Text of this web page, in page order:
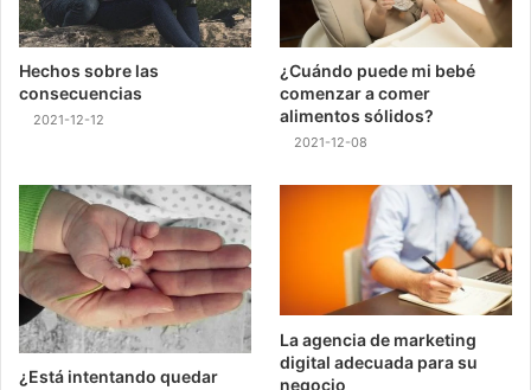
Hechos sobre las
consecuencias
2021-12-12
¿Cuándo puede mi bebé
comenzar a comer
alimentos sólidos?
2021-12-08
¿Está intentando quedar
La agencia de marketing
digital adecuada para su
negocio